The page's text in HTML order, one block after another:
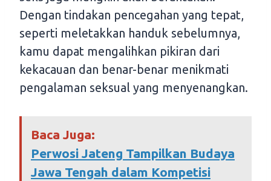
Dengan tindakan pencegahan yang tepat,
seperti meletakkan handuk sebelumnya,
kamu dapat mengalihkan pikiran dari
kekacauan dan benar-benar menikmati
pengalaman seksual yang menyenangkan.
Baca Juga:
Perwosi Jateng Tampilkan Budaya
Jawa Tengah dalam Kompetisi